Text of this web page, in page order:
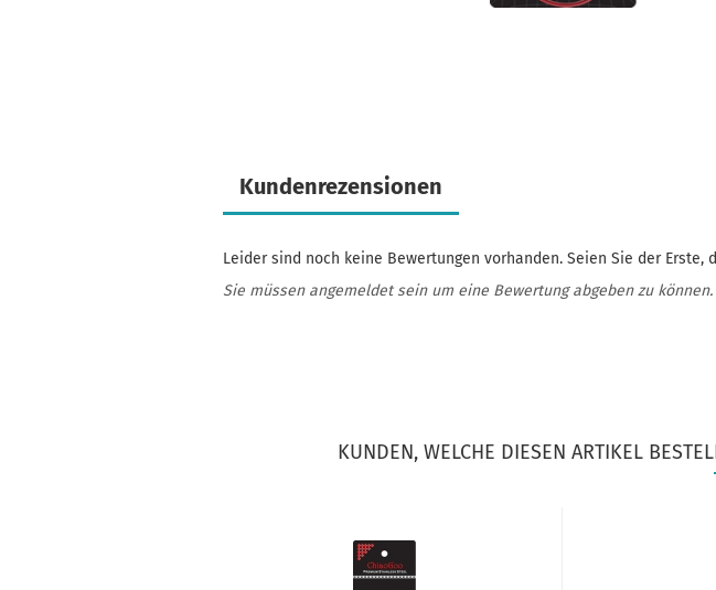
Kundenrezensionen
Leider sind noch keine Bewertungen vorhanden. Seien Sie der Erste,
Sie müssen angemeldet sein um eine Bewertung abgeben zu können.
KUNDEN, WELCHE DIESEN ARTIKEL